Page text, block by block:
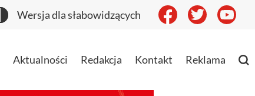
Wersja dla słabowidzących
Aktualności Redakcja Kontakt Reklama